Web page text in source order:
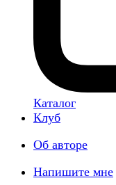
Каталог
Клуб
Об авторе
Напишите мне